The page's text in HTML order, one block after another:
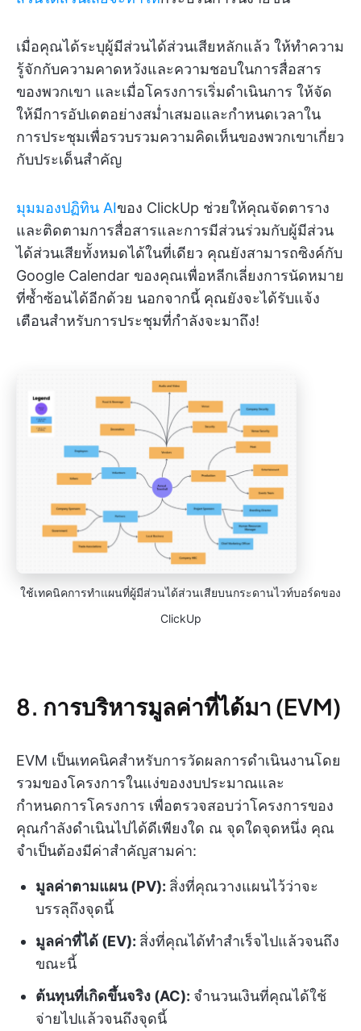
เมื่อคุณได้ระบุผู้มีส่วนได้ส่วนเสียหลักแล้ว ให้ทำความ
รู้จักกับความคาดหวังและความชอบในการสื่อสาร
ของพวกเขา และเมื่อโครงการเริ่มดำเนินการ ให้จัด
ให้มีการอัปเดตอย่างสม่ำเสมอและกำหนดเวลาใน
การประชุมเพื่อรวบรวมความคิดเห็นของพวกเขาเกี่ยว
กับประเด็นสำคัญ
มุมมองปฏิทิน AIของ ClickUp ช่วยให้คุณจัดตาราง
และติดตามการสื่อสารและการมีส่วนร่วมกับผู้มีส่วน
ได้ส่วนเสียทั้งหมดได้ในที่เดียว คุณยังสามารถซิงค์กับ
Google Calendar ของคุณเพื่อหลีกเลี่ยงการนัดหมาย
ที่ซ้ำซ้อนได้อีกด้วย นอกจากนี้ คุณยังจะได้รับแจ้ง
เตือนสำหรับการประชุมที่กำลังจะมาถึง!
ใช้เทคนิคการทำแผนที่ผู้มีส่วนได้ส่วนเสียบนกระดานไวท์บอร์ดของ
ClickUp
8. การบริหารมูลค่าที่ได้มา (EVM)
EVM เป็นเทคนิคสำหรับการวัดผลการดำเนินงานโดย
รวมของโครงการในแง่ของงบประมาณและ
กำหนดการโครงการ เพื่อตรวจสอบว่าโครงการของ
คุณกำลังดำเนินไปได้ดีเพียงใด ณ จุดใดจุดหนึ่ง คุณ
จำเป็นต้องมีค่าสำคัญสามค่า:
มูลค่าตามแผน (PV): สิ่งที่คุณวางแผนไว้ว่าจะ
บรรลุถึงจุดนี้
มูลค่าที่ได้ (EV): สิ่งที่คุณได้ทำสำเร็จไปแล้วจนถึง
ขณะนี้
ต้นทุนที่เกิดขึ้นจริง (AC): จำนวนเงินที่คุณได้ใช้
จ่ายไปแล้วจนถึงจุดนี้